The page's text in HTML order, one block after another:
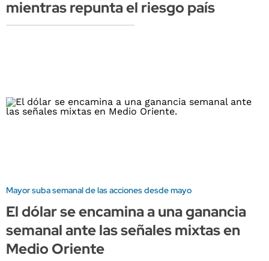
mientras repunta el riesgo país
Mayor suba semanal de las acciones desde mayo
El dólar se encamina a una ganancia
semanal ante las señales mixtas en
Medio Oriente